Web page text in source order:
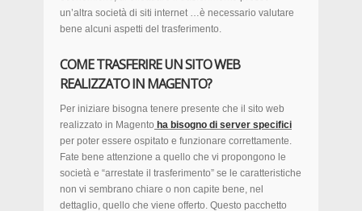
un’altra società di siti internet …è necessario valutare
bene alcuni aspetti del trasferimento.
COME TRASFERIRE UN SITO WEB
REALIZZATO IN MAGENTO?
Per iniziare bisogna tenere presente che il sito web
realizzato in Magento ha bisogno di server specifici
per poter essere ospitato e funzionare correttamente.
Fate bene attenzione a quello che vi propongono le
società e “arrestate il trasferimento” se le caratteristiche
non vi sembrano chiare o non capite bene, nel
dettaglio, quello che viene offerto. Questo pacchetto